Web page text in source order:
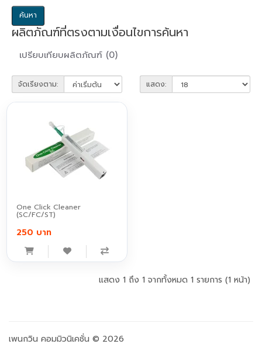
ผลิตภัณฑ์ที่ตรงตามเงื่อนไขการค้นหา
เปรียบเทียบผลิตภัณฑ์ (0)
จัดเรียงตาม: แสดง:
One Click Cleaner
(SC/FC/ST)
250 บาท
แสดง 1 ถึง 1 จากทั้งหมด 1 รายการ (1 หน้า)
เพนกวิน คอมมิวนิเคชั่น © 2026